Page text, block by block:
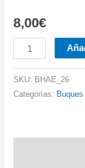
8,00€
26.
FRAGATA
BLINDADA
SKU: BHAE_26
Categorías: